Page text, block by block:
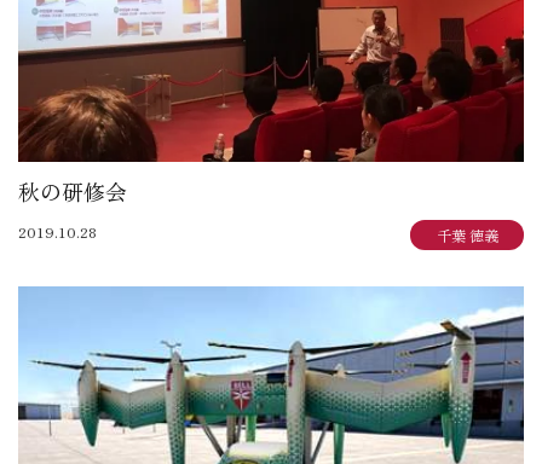
秋の研修会
2019.10.28 千葉 徳義